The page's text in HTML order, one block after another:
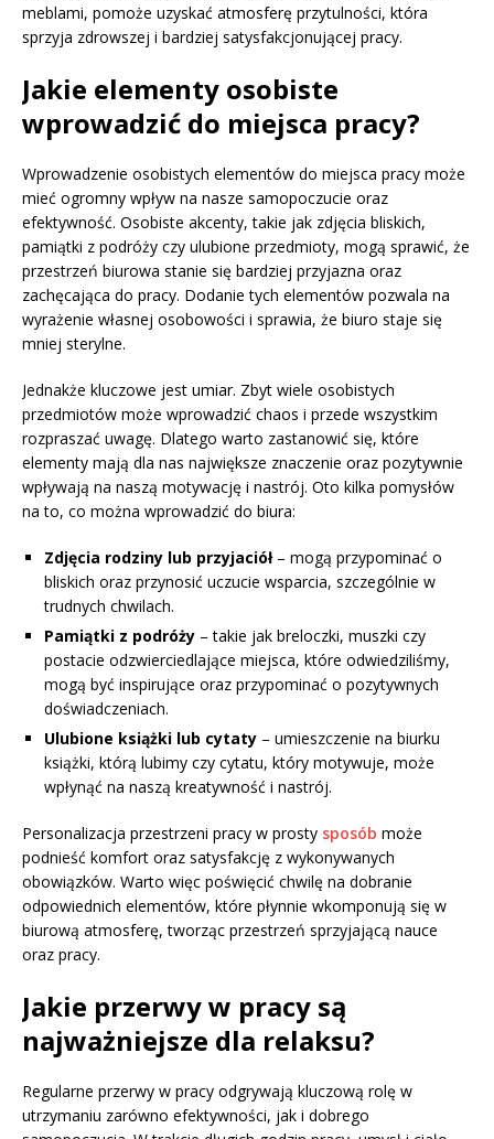
meblami, pomoże uzyskać atmosferę przytulności, która
sprzyja zdrowszej i bardziej satysfakcjonującej pracy.
Jakie elementy osobiste
wprowadzić do miejsca pracy?
Wprowadzenie osobistych elementów do miejsca pracy może
mieć ogromny wpływ na nasze samopoczucie oraz
efektywność. Osobiste akcenty, takie jak zdjęcia bliskich,
pamiątki z podróży czy ulubione przedmioty, mogą sprawić, że
przestrzeń biurowa stanie się bardziej przyjazna oraz
zachęcająca do pracy. Dodanie tych elementów pozwala na
wyrażenie własnej osobowości i sprawia, że biuro staje się
mniej sterylne.
Jednakże kluczowe jest umiar. Zbyt wiele osobistych
przedmiotów może wprowadzić chaos i przede wszystkim
rozpraszać uwagę. Dlatego warto zastanowić się, które
elementy mają dla nas największe znaczenie oraz pozytywnie
wpływają na naszą motywację i nastrój. Oto kilka pomysłów
na to, co można wprowadzić do biura:
Zdjęcia rodziny lub przyjaciół– mogą przypominać o
bliskich oraz przynosić uczucie wsparcia, szczególnie w
trudnych chwilach.
Pamiątki z podróży – takie jak breloczki, muszki czy
postacie odzwierciedlające miejsca, które odwiedziliśmy,
mogą być inspirujące oraz przypominać o pozytywnych
doświadczeniach.
Ulubione książki lub cytaty – umieszczenie na biurku
książki, którą lubimy czy cytatu, który motywuje, może
wpłynąć na naszą kreatywność i nastrój.
Personalizacja przestrzeni pracy w prosty sposób może
podnieść komfort oraz satysfakcję z wykonywanych
obowiązków. Warto więc poświęcić chwilę na dobranie
odpowiednich elementów, które płynnie wkomponują się w
biurową atmosferę, tworząc przestrzeń sprzyjającą nauce
oraz pracy.
Jakie przerwy w pracy są
najważniejsze dla relaksu?
Regularne przerwy w pracy odgrywają kluczową rolę w
utrzymaniu zarówno efektywności, jak i dobrego